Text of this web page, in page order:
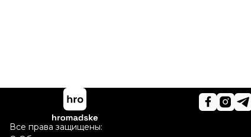
Все права защищены: